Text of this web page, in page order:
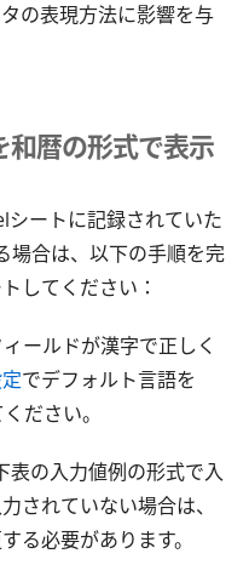
の表現方法に影響を与
和暦の形式で表示
シートに記録されていた
場合は、以下の手順を完
してください：
ールドが漢字で正しく
でデフォルト言語を
ださい。
表の入力値例の形式で入
されていない場合は、
る必要があります。